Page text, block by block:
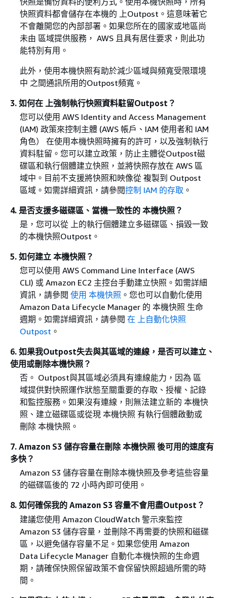
快照資料都會儲存在本機的 上Outpost。這意味著它
不會離開您的內部部署。如果您所在的國家或地區尚
未由 區域提供服務， AWS 且具有居住要求，則此功
能特別有用。
此外，使用本機快照有助於減少區域與頻寬受限環境
中 之間通訊所用的Outpost頻寬。
3. 如何在 上強制執行快照資料駐留Outpost？
您可以使用 AWS Identity and Access Management
(IAM) 政策來控制主體 (AWS 帳戶、IAM 使用者和 IAM
角色） 在使用本機快照時擁有的許可，以及強制執行
資料駐留。您可以建立政策，防止主體從Outpost磁
碟區和執行個體建立快照，並將快照存放在 AWS 區
域中。目前不支援將快照和映像從 複製到 Outpost
區域。如需詳細資訊，請參閱控制 IAM 的存取 。
4. 是否支援多磁碟區、當機一致性的 本機快照？
是，您可以從 上的執行個體建立多磁碟區、損毀一致
的本機快照Outpost。
5. 如何建立 本機快照？
您可以使用 AWS Command Line Interface (AWS
CLI) 或 Amazon EC2 主控台手動建立快照。如需詳細
資訊，請參閱 使用 本機快照 。您也可以自動化使用
Amazon Data Lifecycle Manager 的 本機快照 生命
週期。如需詳細資訊，請參閱 在 上自動化快照
Outpost 。
6. 如果我Outpost失去與其區域的連線，是否可以建立、
使用或刪除本機快照？
否。 Outpost與其區域必須具有連線能力，因為 區
域提供對快照運作狀態至關重要的存取、授權、記錄
和監控服務。如果沒有連線，則無法建立新的 本機快
照、建立磁碟區或從現 本機快照 有執行個體啟動或
刪除 本機快照。
7. Amazon S3 儲存容量在刪除 本機快照 後可用的速度有
多快？
Amazon S3 儲存容量在刪除本機快照及參考這些容量
的磁碟區後的 72 小時內即可使用。
8. 如何確保我的 Amazon S3 容量不會用盡Outpost？
建議您使用 Amazon CloudWatch 警示來監控
Amazon S3 儲存容量，並刪除不再需要的快照和磁碟
區，以避免儲存容量不足。如果您使用 Amazon
Data Lifecycle Manager 自動化本機快照的生命週
期，請確保快照保留政策不會保留快照超過所需的時
間。